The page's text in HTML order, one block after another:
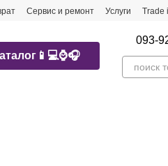
Сервис и ремонт Услуги Trade
093-